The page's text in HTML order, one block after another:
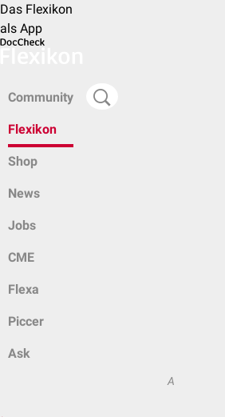
Das Flexikon
als App
Community
Flexikon
Shop
News
Jobs
CME
Flexa
Piccer
Ask
A